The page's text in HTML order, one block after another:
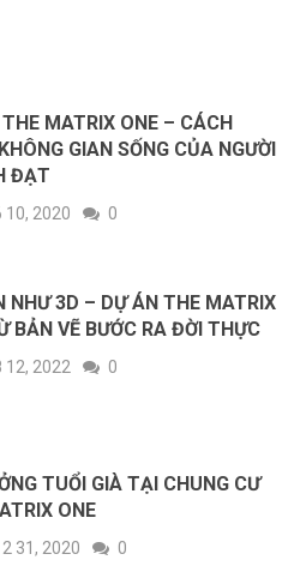
MATRIX ONE – CÁCH
GIAN SỐNG CỦA NGƯỜI
ĐẠT
10, 2020 0
NHƯ 3D – DỰ ÁN THE MATRIX
BẢN VẼ BƯỚC RA ĐỜI THỰC
12, 2022 0
TUỔI GIÀ TẠI CHUNG CƯ
ONE
31, 2020 0